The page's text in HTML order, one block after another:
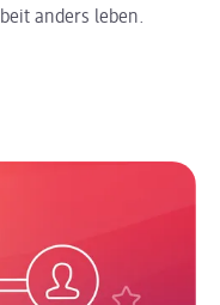
anders leben.